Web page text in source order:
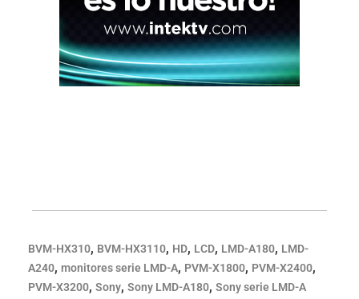
BVM-HX310, BVM-HX3110, HD, LCD, LMD-A180, LMD-
A240, monitores serie LMD-A, PVM-X1800, PVM-X2400,
PVM-X3200, Sony, Sony LMD-A180, Sony serie LMD-A